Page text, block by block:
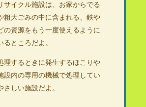
サイクル施設は、お家からでる
粗大ごみの中に含まれる、鉄や
の資源をもう一度使えるように
るところだよ。
するときに発生するほこりや
設内の専用の機械で処理してい
さしい施設だよ。